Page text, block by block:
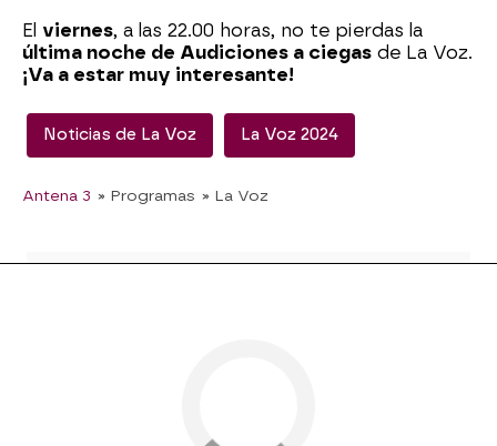
El viernes, a las 22.00 horas, no te pierdas la
última noche de Audiciones a ciegas de La Voz.
¡Va a estar muy interesante!
Noticias de La Voz La Voz 2024
Antena 3 » Programas » La Voz